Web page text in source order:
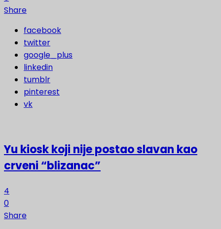
Share
facebook
twitter
google_plus
linkedin
tumblr
pinterest
vk
Yu kiosk koji nije postao slavan kao
crveni “blizanac”
4
0
Share